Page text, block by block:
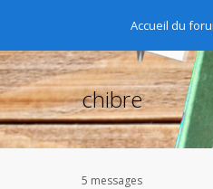
Accueil du
chibre
5 messages